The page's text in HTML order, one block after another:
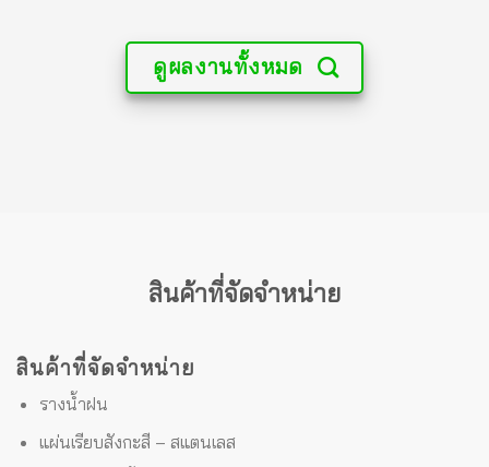
ดูผลงานทั้งหมด
สินค้าที่จัดจำหน่าย
สินค้าที่จัดจำหน่าย
รางน้ำฝน
แผ่นเรียบสังกะสี – สแตนเลส